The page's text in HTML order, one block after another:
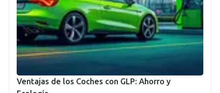
Ventajas de los Coches con GLP: Ahorro y